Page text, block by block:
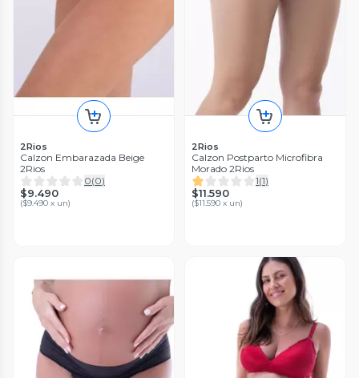
2Rios
Calzon Embarazada Beige
2Rios
0(0)
$9.490
($9.490 x un)
2Rios
Calzon Postparto Microfibra
Morado 2Rios
1(1)
$11.590
($11.590 x un)